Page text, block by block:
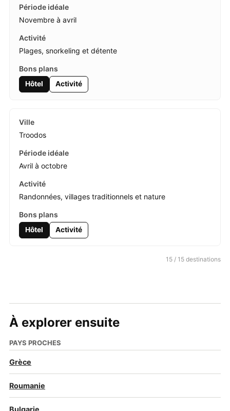
Novembre à avril
Plages, snorkeling et détente
Hôtel Activité
Troodos
Avril à octobre
Randonnées, villages traditionnels et nature
Hôtel Activité
15 / 15 destinations
À explorer ensuite
PAYS PROCHES
Grèce
Roumanie
Bulgarie